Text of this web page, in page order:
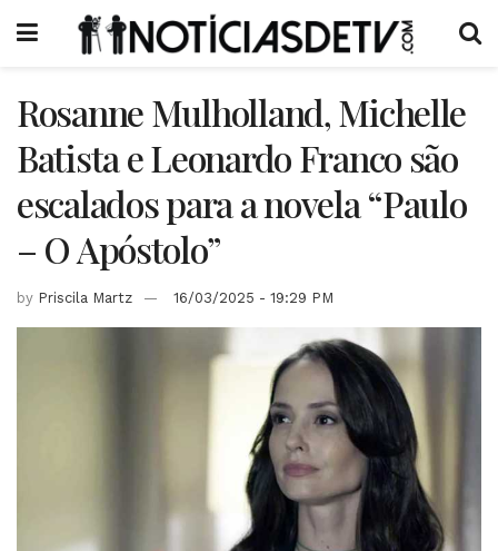
Rosanne Mulholland, Michelle
Batista e Leonardo Franco são
escalados para a novela “Paulo
– O Apóstolo”
by Priscila Martz 16/03/2025 - 19:29 PM